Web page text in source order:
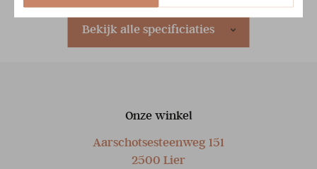
Bekijk alle specificiaties
Lengte matras 200 cm
Ja
Wit
Onze winkel
Aarschotsesteenweg 151
2500 Lier